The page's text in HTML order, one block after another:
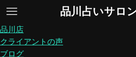
品川占いサロ
品川店
クライアントの声
ブログ